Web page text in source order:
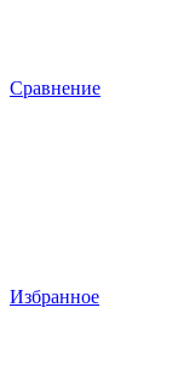
Сравнение
Избранное